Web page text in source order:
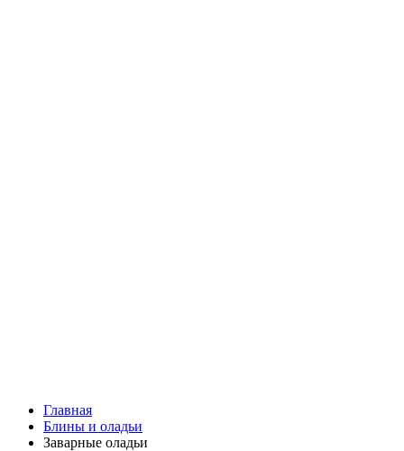
Главная
Блины и оладьи
Заварные оладьи